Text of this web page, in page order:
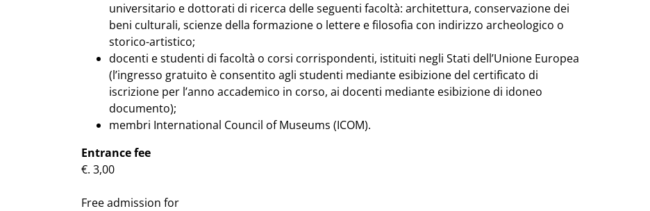
universitario e dottorati di ricerca delle seguenti facoltà: architettura, conservazione dei
beni culturali, scienze della formazione o lettere e filosofia con indirizzo archeologico o
storico-artistico;
docenti e studenti di facoltà o corsi corrispondenti, istituiti negli Stati dell’Unione Europea
(l’ingresso gratuito è consentito agli studenti mediante esibizione del certificato di
iscrizione per l’anno accademico in corso, ai docenti mediante esibizione di idoneo
documento);
membri International Council of Museums (ICOM).
Entrance fee
€. 3,00
Free admission for